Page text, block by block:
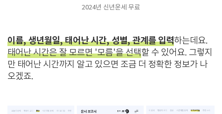
2024년 신년운세 무료
이름, 생년월일, 태어난 시간, 성별, 관계를 입력하는데요.
태어난 시간은 잘 모르면 '모름'을 선택할 수 있어요. 그렇지
만 태어난 시간까지 알고 있으면 조금 더 정확한 정보가 나
오겠죠.